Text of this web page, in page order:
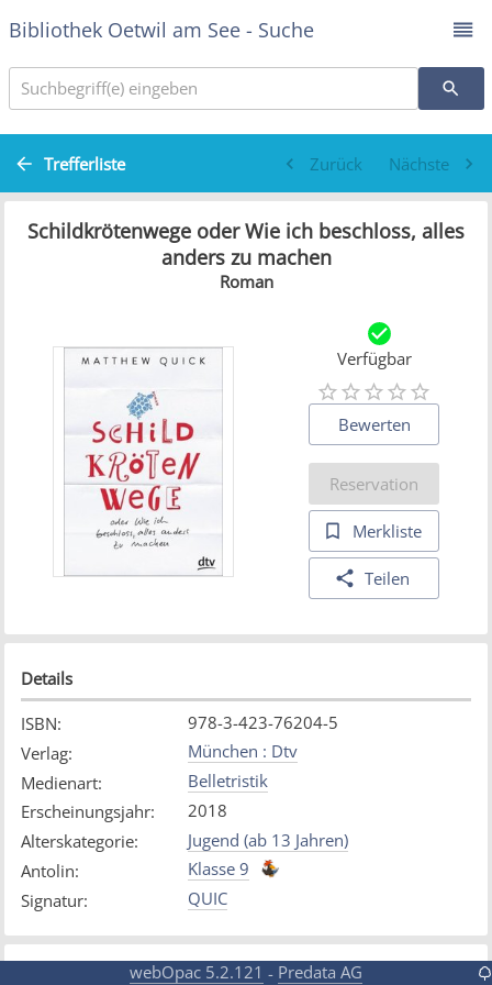
Bibliothek Oetwil am See - Suche
Suchbegriff(e) eingeben
Trefferliste Zurück Nächste
Schildkrötenwege oder Wie ich beschloss, alles
anders zu machen
Roman
Verfügbar
Bewerten
Reservation
Merkliste
Teilen
Details
ISBN:
978-3-423-76204-5
Verlag:
München : Dtv
Medienart:
Belletristik
Erscheinungsjahr:
2018
Alterskategorie:
Jugend (ab 13 Jahren)
Antolin:
Klasse 9
Signatur: QUIC
webOpac 5.2.121 - Predata AG